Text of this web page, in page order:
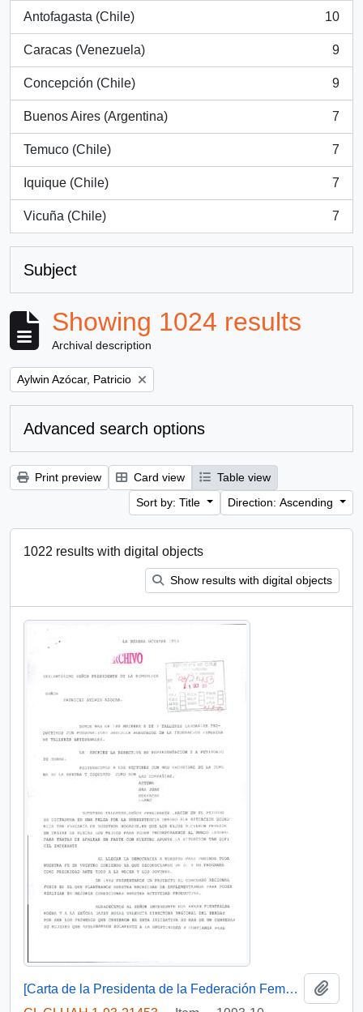
Antofagasta (Chile)
, 10 results
10
Caracas (Venezuela)
, 9 results
9
Concepción (Chile)
, 9 results
9
Buenos Aires (Argentina)
, 7 results
7
Temuco (Chile)
, 7 results
7
Iquique (Chile)
, 7 results
7
Vicuña (Chile)
, 7 results
7
Subject
Showing 1024 results
Archival description
Remove filter:
Aylwin Azócar, Patricio
Advanced search options
Print preview Card view
Table view
Sort by: Title
Direction: Ascending
1022 results with digital objects
Show results with digital objects
[Carta de la Presidenta de la Federación Femenina de Talleres Artesanales IV Región Coquimbo]